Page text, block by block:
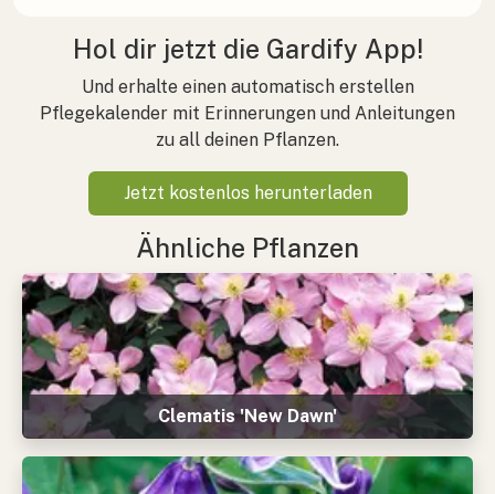
Hol dir jetzt die Gardify App!
Und erhalte einen automatisch erstellen
Pflegekalender mit Erinnerungen und Anleitungen
zu all deinen Pflanzen.
Jetzt kostenlos herunterladen
Ähnliche Pflanzen
Clematis 'New Dawn'